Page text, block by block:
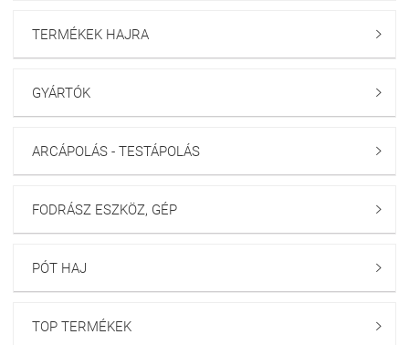
TERMÉKEK HAJRA 
GYÁRTÓK 
ARCÁPOLÁS - TESTÁPOLÁS 
FODRÁSZ ESZKÖZ, GÉP 
PÓT HAJ 
TOP TERMÉKEK 